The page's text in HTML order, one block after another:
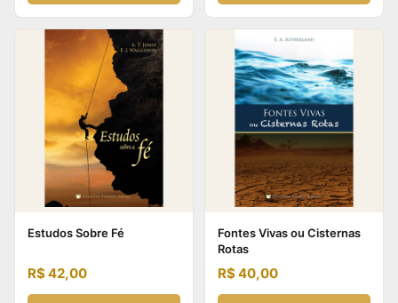
Estudos Sobre Fé
R$42,00
Fontes Vivas ou Cisternas
Rotas
R$40,00